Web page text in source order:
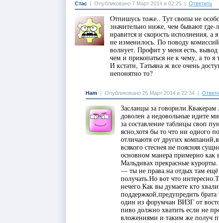
Стас Опубликовано 7 Март 2014 в 02:25 Ответить
Отпишусь тоже.. Тут свопы не
значительно ниже, чем бывают
нравится и скорость исполнения, а
не изменилось. По поводу
волнует. Профит у меня есть,
чем и прикопаться не к чему, а то
И кстати, Татьяна ж все очень
непонятно то?
Ham Опубликовано 26 Март 2014 в 22:34
Засланцы за
доволен а недовольные идите
за составление таблицы своп
ясно,хотя бы то что ни одного
отличаютя от других
всякого стеснея не поясняя
основном манера примерно
Мальдивах прекрасные
— ты не права.на отдых там ещё
получать.Но вот что
нечего.Как вы думаете кто
поддержкой,предупредить
один из форумчан ВИЗГ от
пиво должно хватить если не
вложениями и таким же получ